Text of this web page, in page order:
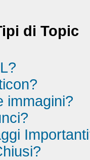
di Topic
immagini?